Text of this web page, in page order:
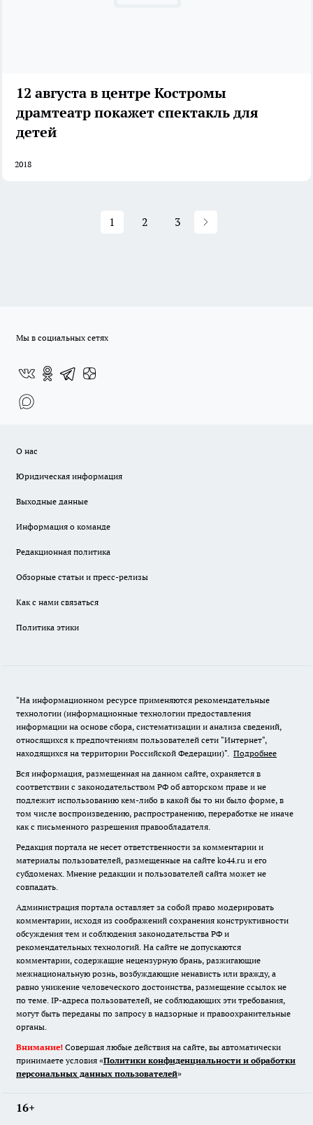
12 августа в центре Костромы
драмтеатр покажет спектакль для
детей
2018
1 2 3
Мы в социальных сетях
О нас
Юридическая информация
Выходные данные
Информация о команде
Редакционная политика
Обзорные статьи и пресс-релизы
Как с нами связаться
Политика этики
"На информационном ресурсе применяются рекомендательные
технологии (информационные технологии предоставления
информации на основе сбора, систематизации и анализа сведений,
относящихся к предпочтениям пользователей сети "Интернет",
находящихся на территории Российской Федерации)". Подробнее
Вся информация, размещенная на данном сайте, охраняется в
соответствии с законодательством РФ об авторском праве и не
подлежит использованию кем-либо в какой бы то ни было форме, в
том числе воспроизведению, распространению, переработке не иначе
как с письменного разрешения правообладателя.
Редакция портала не несет ответственности за комментарии и
материалы пользователей, размещенные на сайте ko44.ru и его
субдоменах. Мнение редакции и пользователей сайта может не
совпадать.
Администрация портала оставляет за собой право модерировать
комментарии, исходя из соображений сохранения конструктивности
обсуждения тем и соблюдения законодательства РФ и
рекомендательных технологий. На сайте не допускаются
комментарии, содержащие нецензурную брань, разжигающие
межнациональную рознь, возбуждающие ненависть или вражду, а
равно унижение человеческого достоинства, размещение ссылок не
по теме. IP-адреса пользователей, не соблюдающих эти требования,
могут быть переданы по запросу в надзорные и правоохранительные
органы.
Внимание! Совершая любые действия на сайте, вы автоматически
принимаете условия «Политики конфиденциальности и обработки
персональных данных пользователей»
16+